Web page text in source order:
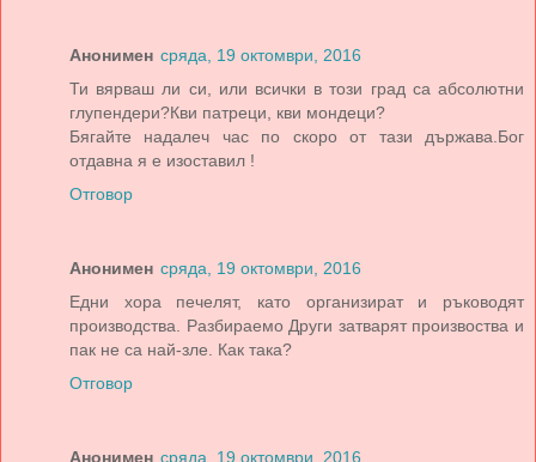
Анонимен сряда, 19 октомври, 2016
Ти вярваш ли си, или всички в този град са абсолютни
глупендери?Кви патреци, кви мондеци?
Бягайте надалеч час по скоро от тази държава.Бог
отдавна я е изоставил !
Отговор
Анонимен сряда, 19 октомври, 2016
Едни хора печелят, като организират и ръководят
производства. Разбираемо Други затварят произвоства и
пак не са най-зле. Как така?
Отговор
Анонимен сряда, 19 октомври, 2016